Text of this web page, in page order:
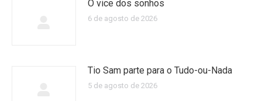
O vice dos sonhos
6 de agosto de 2026
Tio Sam parte para o Tudo-ou-Nada
5 de agosto de 2026